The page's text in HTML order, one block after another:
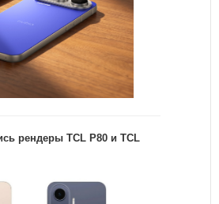
рендеры TCL P80 и TCL